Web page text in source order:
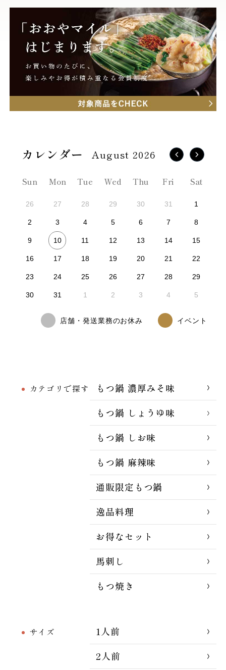
カテゴリで探す
もつ鍋 濃厚みそ味
もつ鍋 しょうゆ味
もつ鍋 しお味
もつ鍋 麻辣味
通販限定もつ鍋
逸品料理
お得なセット
馬刺し
もつ焼き
サイズ
1人前
2人前
August 2026
Sun Mon Tue Wed Thu Fri Sat
26 27 28 29 30 31 1
2 3 4 5 6 7 8
9 10 11 12 13 14 15
16 17 18 19 20 21 22
23 24 25 26 27 28 29
30 31 1 2 3 4 5
店舗・発送業務のお休み イベント